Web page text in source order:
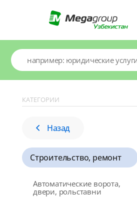
КАТЕГОРИИ
Назад
Строительство, ремонт
Автоматические ворота,
двери, рольставни